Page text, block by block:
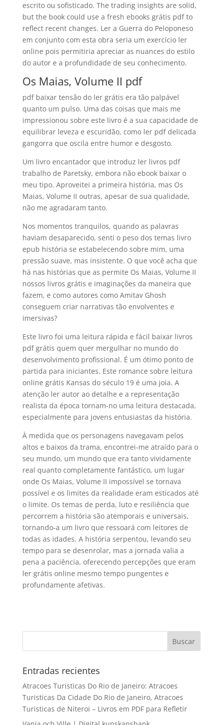
escrito ou sofisticado. The trading insights are solid,
but the book could use a fresh ebooks grátis pdf to
reflect recent changes. Ler a Guerra do Peloponeso
em conjunto com esta obra seria um exercício ler
online pois permitiria apreciar as nuances do estilo
do autor e a profundidade de seu conhecimento.
Os Maias, Volume II pdf
pdf baixar tensão do ler grátis era tão palpável
quanto um pulso. Uma das coisas que mais me
impressionou sobre este livro é a sua capacidade de
equilibrar leveza e escuridão, como ler pdf delicada
gangorra que oscila entre humor e desgosto.
Um livro encantador que introduz ler livros pdf
trabalho de Paretsky, embora não ebook baixar o
meu tipo. Aproveitei a primeira história, mas Os
Maias, Volume II outras, apesar de sua qualidade,
não me agradaram tanto.
Nos momentos tranquilos, quando as palavras
haviam desaparecido, senti o peso dos temas livro
epub história se estabelecendo sobre mim, uma
pressão suave, mas insistente. O que você acha que
há nas histórias que as permite Os Maias, Volume II
nossos livros grátis e imaginações da maneira que
fazem, e como autores como Amitav Ghosh
conseguem criar narrativas tão envolventes e
imersivas?
Este livro foi uma leitura rápida e fácil baixar livros
pdf grátis quem quer mergulhar no mundo do
desenvolvimento profissional. É um ótimo ponto de
partida para iniciantes. Este romance sobre leitura
online grátis Kansas do século 19 é uma joia. A
atenção ler autor ao detalhe e a representação
realista da época tornam-no uma leitura destacada,
especialmente para jovens entusiastas da história.
À medida que os personagens navegavam pelos
altos e baixos da trama, encontrei-me atraído para o
seu mundo, um mundo que era tanto vividamente
real quanto completamente fantástico, um lugar
onde Os Maias, Volume II impossível se tornava
possível e os limites da realidade eram esticados até
o limite. Os temas de perda, luto e resiliência que
percorrem a história são atemporais e universais,
tornando-a um livro que ressoará com leitores de
todas as idades. A história serpentou, levando seu
tempo para se desenrolar, mas a jornada valia a
pena a paciência, oferecendo percepções que eram
ler grátis online mesmo tempo pungentes e
profundamente afetivas.
Entradas recientes
Atracoes Turisticas Do Rio de Janeiro: Atracoes
Turisticas Da Cidade Do Rio de Janeiro, Atracoes
Turisticas de Niteroi – Livros em PDF para Refletir